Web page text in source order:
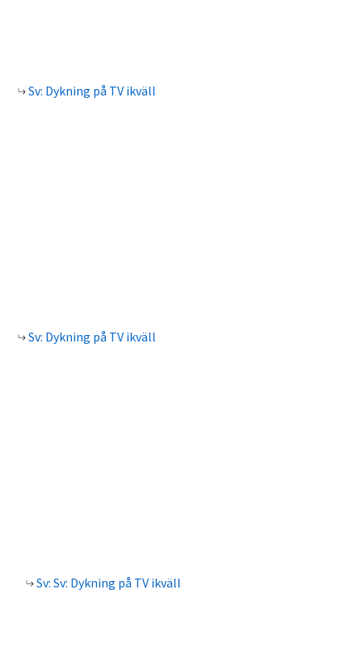
Sv: Dykning på TV ikväll
Sv: Dykning på TV ikväll
Sv: Sv: Dykning på TV ikväll